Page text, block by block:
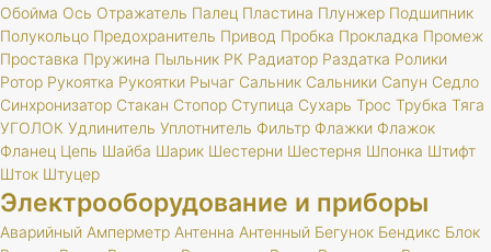
Обойма Ось Отражатель Палец Пластина Плунжер Подшипник
Полукольцо Предохранитель Привод Пробка Прокладка Промеж
Проставка Пружина Пыльник РК Радиатор Раздатка Ролики
Ротор Рукоятка Рукоятки Рычаг Сальник Сальники Сапун Седло
Синхронизатор Стакан Стопор Ступица Сухарь Трос Трубка Тяга
УГОЛОК Удлинитель Уплотнитель Фильтр Флажки Флажок
Фланец Цепь Шайба Шарик Шестерни Шестерня Шпонка Штифт
Шток Штуцер
Электрооборудование и приборы
Аварийный Амперметр Антенна Антенный Бегунок Бендикс Блок